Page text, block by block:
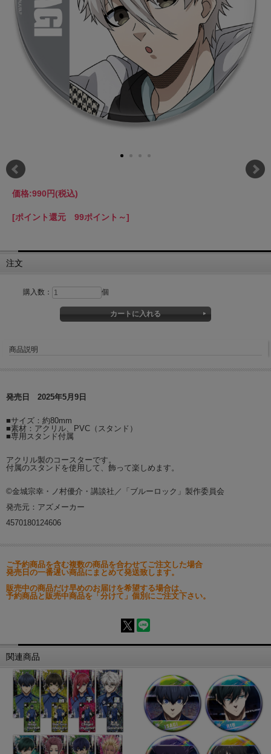
価格:990円(税込)
[ポイント還元 99ポイント～]
注文
購入数： 個
商品説明
発売日 2025年5月9日
■サイズ：約80mm
■素材：アクリル、PVC（スタンド）
■専用スタンド付属
アクリル製のコースターです。
付属のスタンドを使用して、飾って楽しめます。
©金城宗幸・ノ村優介・講談社／「ブルーロック」製作委員会
発売元：アズメーカー
4570180124606
ご予約商品を含む複数の商品を合わせてご注文した場合
発売日の一番遅い商品にまとめて発送致します。
販売中の商品だけ早めのお届けを希望する場合は、
予約商品と販売中商品を「分けて」個別にご注文下さい。
関連商品